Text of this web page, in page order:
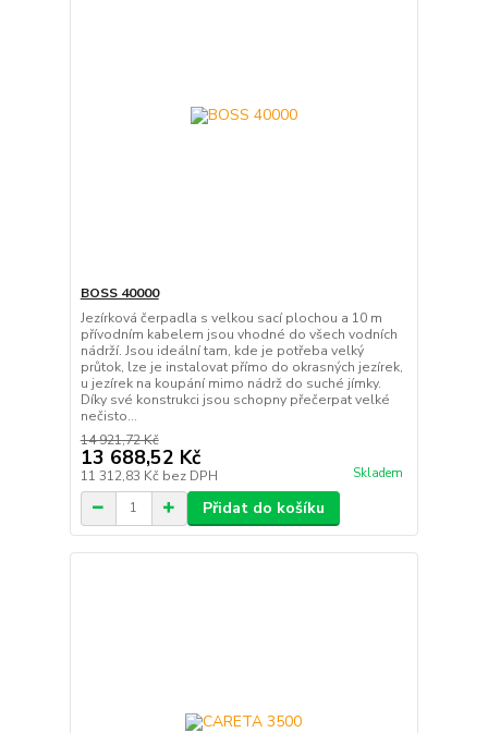
BOSS 40000
Jezírková čerpadla s velkou sací plochou a 10 m
přívodním kabelem jsou vhodné do všech vodních
nádrží. Jsou ideální tam, kde je potřeba velký
průtok, lze je instalovat přímo do okrasných jezírek,
u jezírek na koupání mimo nádrž do suché jímky.
Díky své konstrukci jsou schopny přečerpat velké
nečisto...
14 921,72 Kč
13 688,52 Kč
11 312,83 Kč bez DPH Skladem
Přidat do košíku